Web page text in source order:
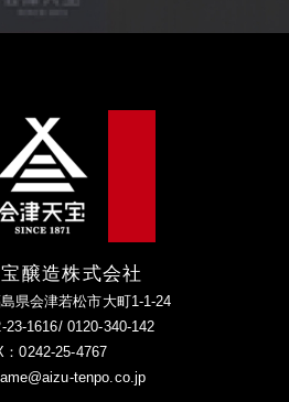
醸造株式会社
県会津若松市大町1-1-24
23-1616/ 0120-340-142
：0242-25-4767
tenpo.co.jp